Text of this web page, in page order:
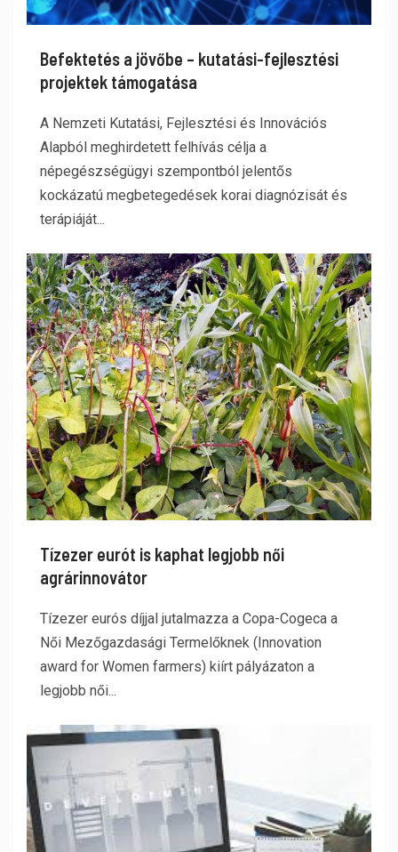
Befektetés a jövőbe – kutatási-fejlesztési
projektek támogatása
A Nemzeti Kutatási, Fejlesztési és Innovációs
Alapból meghirdetett felhívás célja a
népegészségügyi szempontból jelentős
kockázatú megbetegedések korai diagnózisát és
terápiáját...
Tízezer eurót is kaphat legjobb női
agrárinnovátor
Tízezer eurós díjjal jutalmazza a Copa-Cogeca a
Női Mezőgazdasági Termelőknek (Innovation
award for Women farmers) kiírt pályázaton a
legjobb női...